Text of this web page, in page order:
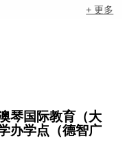
+ 更多
琴国际教育（大
办学点（德智广